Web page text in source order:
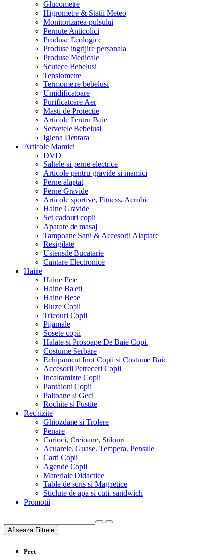
Glucometre
Higrometre & Statii Meteo
Monitorizarea pulsului
Pernute Anticolici
Produse Ecologice
Produse ingrijire personala
Produse Medicale
Scutece Bebelusi
Tensiometre
Termometre bebelusi
Umidificatoare
Purificatoare Aer
Masti de Protectie
Articole Pentru Baie
Servetele Bebelusi
Igiena Dentara
Articole Mamici
DVD
Saltele si perne electrice
Articole pentru gravide si mamici
Perne alaptat
Perne Gravide
Articole sportive, Fitness, Aerobic
Haine Gravide
Set cadouri copii
Aparate de masaj
Tampoane Sani & Accesorii Alaptare
Resigilate
Ustensile Bucatarie
Cantare Electronice
Haine
Haine Fete
Haine Baieti
Haine Bebe
Bluze Copii
Tricouri Copii
Pijamale
Sosete copii
Halate si Prosoape De Baie Copii
Costume Serbare
Echipament Inot Copii si Costume Baie
Accesorii Petreceri Copii
Incaltaminte Copii
Pantaloni Copii
Paltoane si Geci
Rochite si Fustite
Rechizite
Ghiozdane si Trolere
Penare
Carioci, Creioane, Stilouri
Acuarele. Guase. Tempera. Pensule
Carti Copii
Agende Copii
Materiale Didactice
Table de scris si Magnetice
Sticlute de apa si cutii sandwich
Promotii
Afiseaza Filtrele
Pret